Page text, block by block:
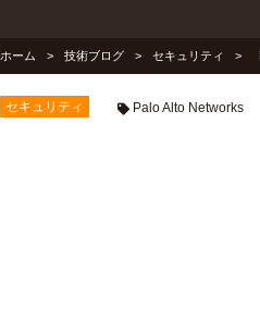
ホーム 技術ブログ セキュリティ
セキュリティ Palo Alto Networks